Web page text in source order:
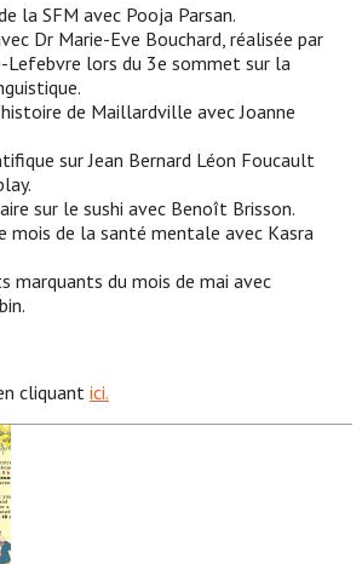
la SFM avec Pooja Parsan.
Dr Marie-Eve Bouchard, réalisée par
Lefebvre lors du 3e sommet sur la
de Maillardville avec Joanne
sur Jean Bernard Léon Foucault
sur le sushi avec Benoît Brisson.
mois de la santé mentale avec Kasra
marquants du mois de mai avec
cliquant ici.